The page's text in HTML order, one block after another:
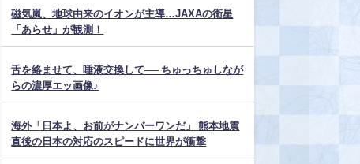
磁気嵐、地球由来のイオンが主導…JAXAの衛星
「あらせ」が観測！
舌を絡ませて、唾液交換して── ちゅっちゅしなが
らの濃厚エッ画像♪
海外「日本よ、お前がナンバーワンだ」 熊本地震
直後の日本の対応のスピードに世界が衝撃